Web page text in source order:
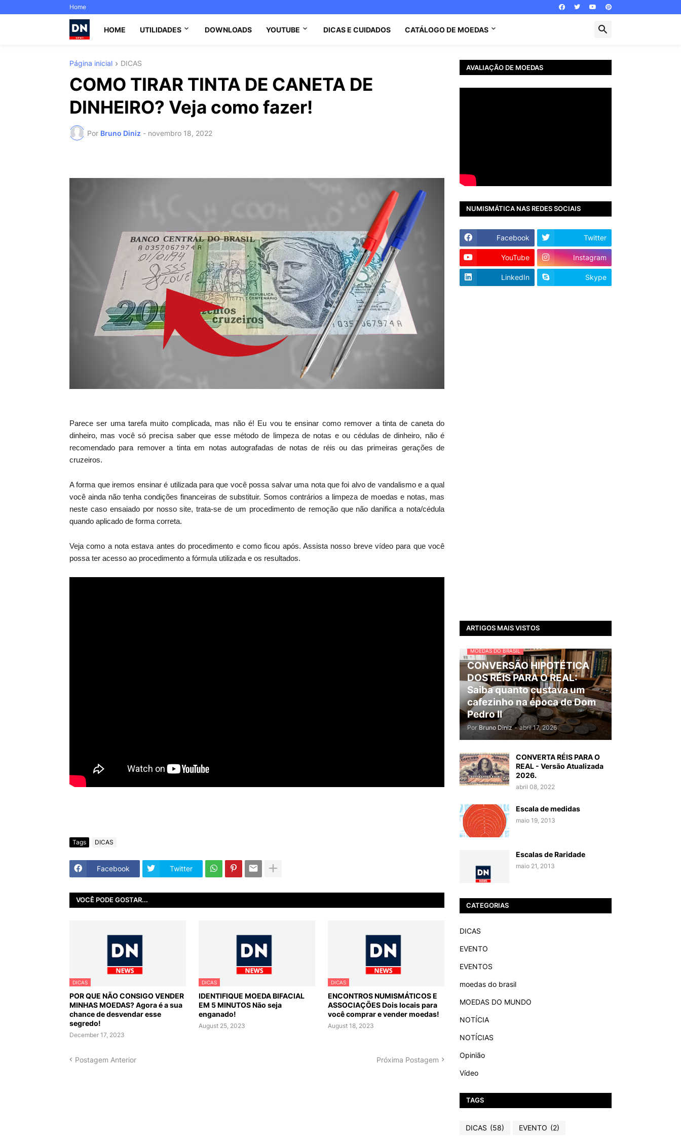
Home
HOME UTILIDADES DOWNLOADS YOUTUBE DICAS E CUIDADOS CATÁLOGO DE MOEDAS
Página inicial DICAS
COMO TIRAR TINTA DE CANETA DE
DINHEIRO? Veja como fazer!
Por Bruno Diniz - novembro 18, 2022
Parece ser uma tarefa muito complicada, mas não é! Eu vou te ensinar como remover a tinta de caneta do
dinheiro, mas você só precisa saber que esse método de limpeza de notas e ou cédulas de dinheiro, não é
recomendado para remover a tinta em notas autografadas de notas de réis ou das primeiras gerações de
cruzeiros.
A forma que iremos ensinar é utilizada para que você possa salvar uma nota que foi alvo de vandalismo e a qual
você ainda não tenha condições financeiras de substituir. Somos contrários a limpeza de moedas e notas, mas
neste caso ensaiado por nosso site, trata-se de um procedimento de remoção que não danifica a nota/cédula
quando aplicado de forma correta.
Veja como a nota estava antes do procedimento e como ficou após. Assista nosso breve vídeo para que você
possa ter acesso ao procedimento a fórmula utilizada e os resultados.
Tags DICAS
Facebook Twitter
VOCÊ PODE GOSTAR...
DICAS
POR QUE NÃO CONSIGO VENDER
MINHAS MOEDAS? Agora é a sua
chance de desvendar esse
segredo!
December 17, 2023
DICAS
IDENTIFIQUE MOEDA BIFACIAL
EM 5 MINUTOS Não seja
enganado!
August 25, 2023
DICAS
ENCONTROS NUMISMÁTICOS E
ASSOCIAÇÕES Dois locais para
você comprar e vender moedas!
August 18, 2023
Postagem Anterior Próxima Postagem
AVALIAÇÃO DE MOEDAS
NUMISMÁTICA NAS REDES SOCIAIS
Facebook Twitter
YouTube Instagram
LinkedIn Skype
ARTIGOS MAIS VISTOS
MOEDAS DO BRASIL
CONVERSÃO HIPOTÉTICA
DOS RÉIS PARA O REAL:
Saiba quanto custava um
cafezinho na época de Dom
Pedro II
Por Bruno Diniz - abril 17, 2026
CONVERTA RÉIS PARA O
REAL - Versão Atualizada
2026.
abril 08, 2022
Escala de medidas
maio 19, 2013
Escalas de Raridade
maio 21, 2013
CATEGORIAS
DICAS
EVENTO
EVENTOS
moedas do brasil
MOEDAS DO MUNDO
NOTÍCIA
NOTÍCIAS
Opinião
Vídeo
TAGS
DICAS (58) EVENTO (2)